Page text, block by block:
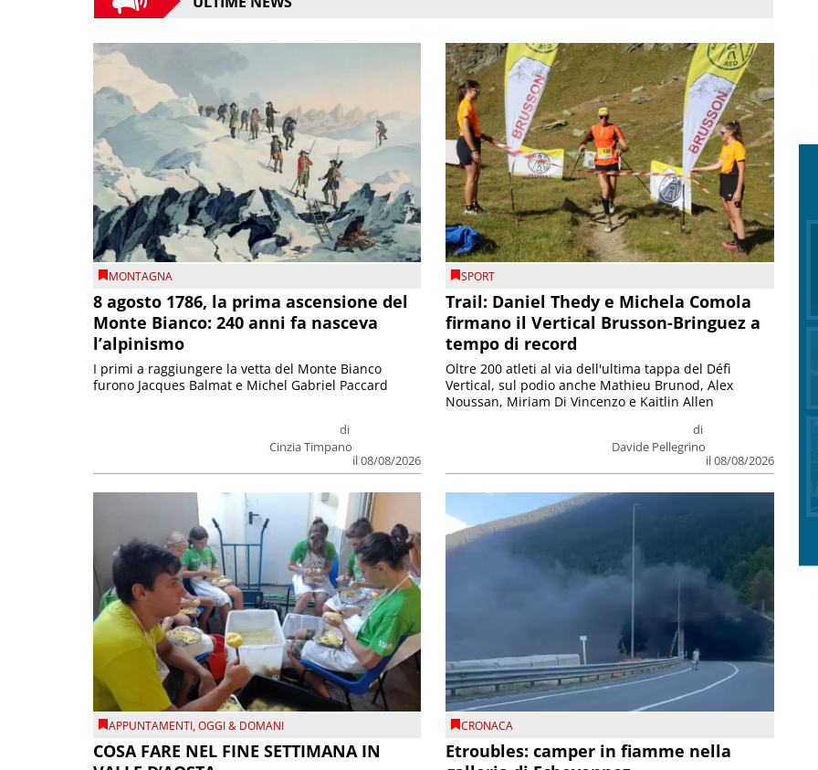
MONTAGNA
8 agosto 1786, la prima ascensione del
Monte Bianco: 240 anni fa nasceva
l’alpinismo
di
Cinzia Timpano
il 08/08/2026
I primi a raggiungere la vetta del Monte Bianco
furono Jacques Balmat e Michel Gabriel Paccard
SPORT
Trail: Daniel Thedy e Michela Comola
firmano il Vertical Brusson-Bringuez a
tempo di record
di
Davide Pellegrino
il 08/08/2026
Oltre 200 atleti al via dell'ultima tappa del Défì
Vertical, sul podio anche Mathieu Brunod, Alex
Noussan, Miriam Di Vincenzo e Kaitlin Allen
APPUNTAMENTI,OGGI & DOMANI
COSA FARE NEL FINE SETTIMANA IN
CRONACA
Etroubles: camper in fiamme nella